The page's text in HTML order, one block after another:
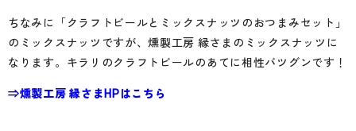
ちなみに「クラフトビールとミックスナッツのおつまみセット」
のミックスナッツですが、燻製工房 縁さまのミックスナッツに
なります。キラリのクラフトビールのあてに相性バツグンです！
⇒燻製工房 縁さまHPはこちら